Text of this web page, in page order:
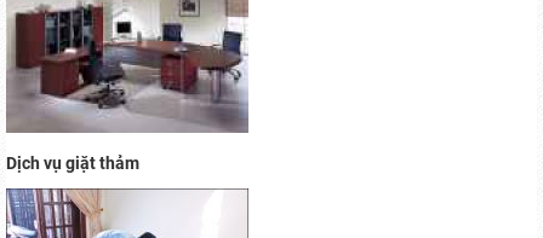
Dịch vụ giặt thảm